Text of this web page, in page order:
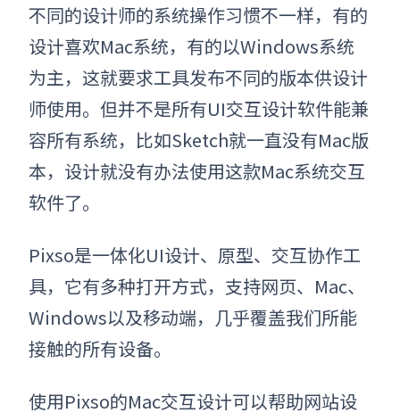
不同的设计师的系统操作习惯不一样，有的
设计喜欢Mac系统，有的以Windows系统
为主，这就要求工具发布不同的版本供设计
师使用。但并不是所有UI交互设计软件能兼
容所有系统，比如Sketch就一直没有Mac版
本，设计就没有办法使用这款Mac系统交互
软件了。
Pixso是一体化UI设计、原型、交互协作工
具，它有多种打开方式，支持网页、Mac、
Windows以及移动端，几乎覆盖我们所能
接触的所有设备。
使用Pixso的Mac交互设计可以帮助网站设